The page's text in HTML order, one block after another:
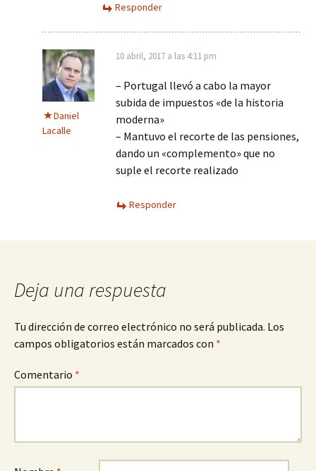
Responder
Daniel
Lacalle
10 abril, 2017 a las 4:11 pm
– Portugal llevó a cabo la mayor
subida de impuestos «de la historia
moderna»
– Mantuvo el recorte de las pensiones,
dando un «complemento» que no
suple el recorte realizado
Responder
Deja una respuesta
Tu dirección de correo electrónico no será publicada. Los
campos obligatorios están marcados con *
Comentario *